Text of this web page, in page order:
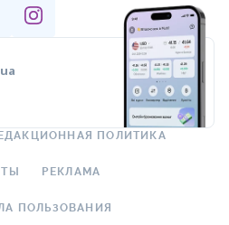
ПОЛИТИКА
РЕКЛАМА
ПОЛЬЗОВАНИЯ